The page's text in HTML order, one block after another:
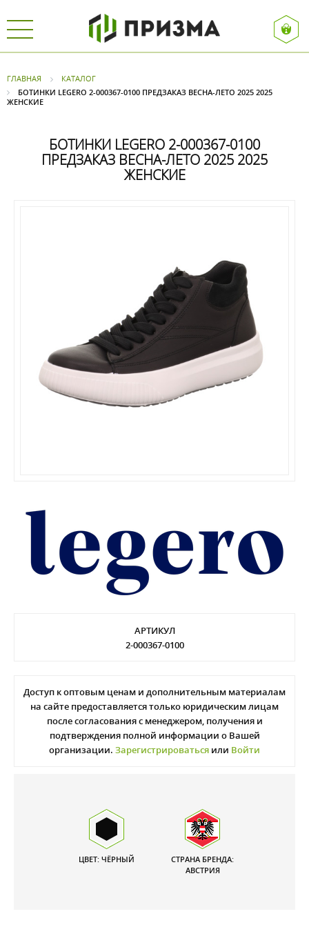
ГЛАВНАЯ
КАТАЛОГ
БОТИНКИ LEGERO 2-000367-0100 ПРЕДЗАКАЗ ВЕСНА-ЛЕТО 2025 2025
ЖЕНСКИЕ
БОТИНКИ LEGERO 2-000367-0100
ПРЕДЗАКАЗ ВЕСНА-ЛЕТО 2025 2025
ЖЕНСКИЕ
АРТИКУЛ
2-000367-0100
Доступ к оптовым ценам и дополнительным материалам
на сайте предоставляется только юридическим лицам
после согласования с менеджером, получения и
подтверждения полной информации о Вашей
организации. Зарегистрироваться или Войти
ЦВЕТ: ЧЁРНЫЙ
СТРАНА БРЕНДА:
АВСТРИЯ